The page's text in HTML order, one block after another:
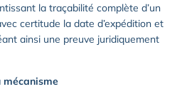
la traçabilité complète d’un
certitude la date d’expédition et
ainsi une preuve juridiquement
mécanisme